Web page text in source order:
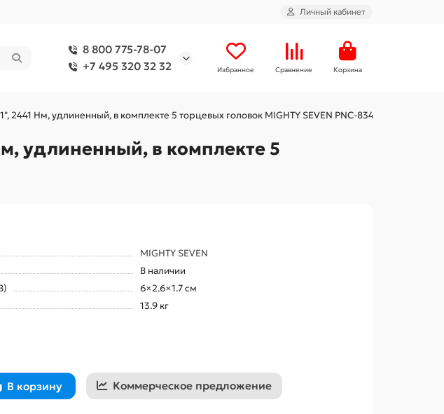
Личный кабинет
8 800 775-78-07
+7 495 320 32 32
Избранное Сравнение Корзина
2441 Нм, удлиненный, в комплекте 5 торцевых головок MIGHTY SEVEN PNC-8343-8
удлиненный, в комплекте 5
MIGHTY SEVEN
В наличии
6×2.6×1.7 см
13.9 кг
В корзину Коммерческое предложение